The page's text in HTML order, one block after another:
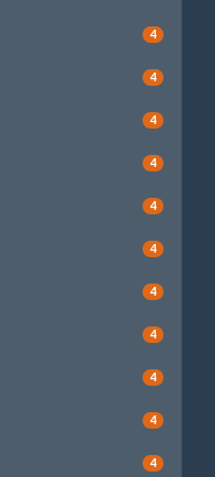
4
4
4
4
4
4
4
4
4
4
4